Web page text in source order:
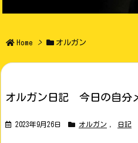
Home > オルガン
オルガン日記 今日の自分
2023年9月26日 オルガン 日記